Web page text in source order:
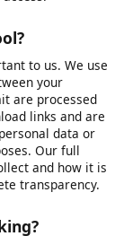
accessible or
as your own
password
to be logged
you are
and paste it
restrict
access.